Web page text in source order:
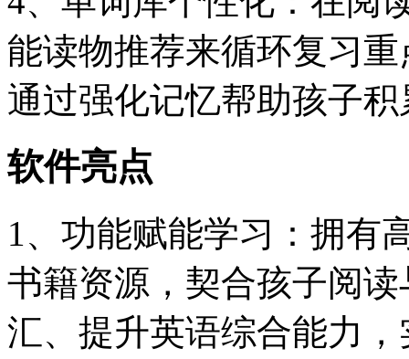
能读物推荐来循环复习
通过强化记忆帮助孩子
软件亮点
1、功能赋能学习：拥有
书籍资源，契合孩子阅
汇、提升英语综合能力